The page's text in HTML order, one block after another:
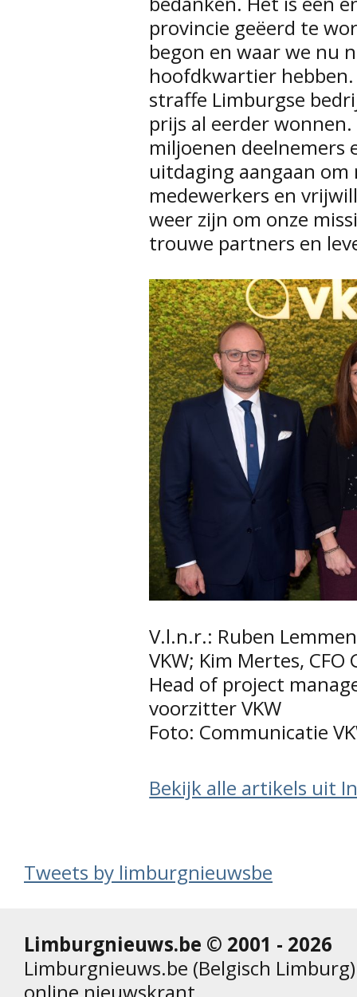
provincie geëerd te
begon en waar we nu
hoofdkwartier
straffe Limburgse
prijs al eerder
miljoenen deelnemers
uitdaging aangaan om
medewerkers en
weer zijn om onze
trouwe partners en
V.l.n.r.: Ruben
VKW; Kim Mertes,
Head of project
voorzitter VKW
Foto: Communicatie
Bekijk alle artikels uit
Tweets by limburgnieuwsbe
Limburgnieuws.be © 2001 - 2026
Limburgnieuws.be (Belgisch